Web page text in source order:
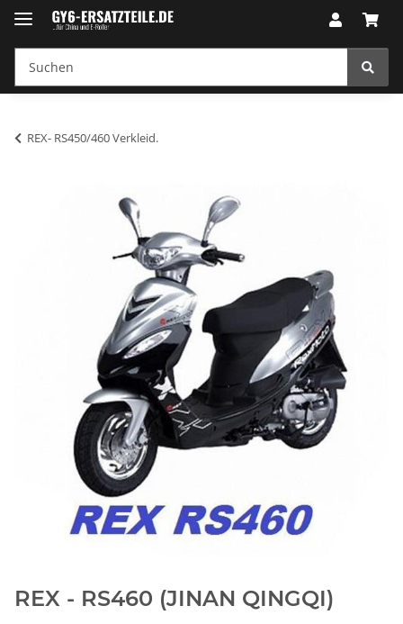
REX- RS450/460 Verkleid.
REX - RS460 (JINAN QINGQI)